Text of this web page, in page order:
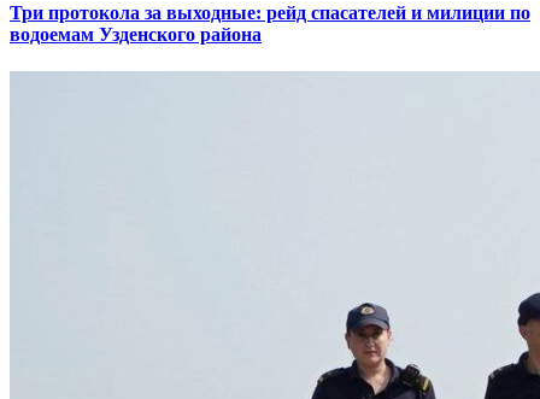
Три протокола за выходные: рейд спасателей и милиции по
водоемам Узденского района